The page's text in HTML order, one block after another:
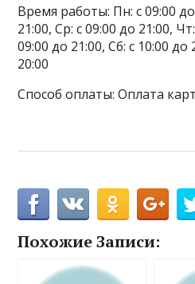
Время работы: Пн: с 09:00
21:00, Ср: с 09:00 до 21:00,
09:00 до 21:00, Сб: с 10:00 до
20:00
Способ оплаты: Оплата
Похожие Записи: